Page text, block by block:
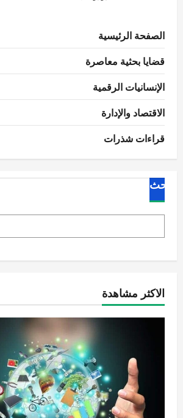
الصفحة الرئيسية
قضايا بحثية معاصرة
الإنسانيات الرقمية
الاقتصاد والإدارة
قراءات شذرات
البحث
الاكثر مشاهدة